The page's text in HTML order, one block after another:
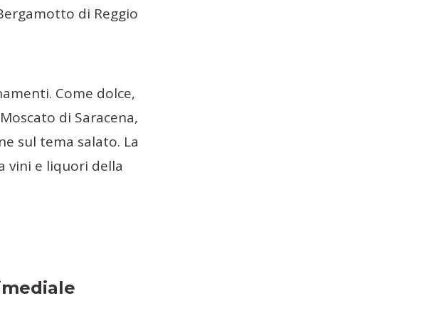
di Reggio
Come dolce,
di Saracena,
sul tema salato. La
vini e liquori della